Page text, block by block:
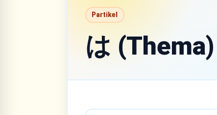
Partikel
は (Thema)